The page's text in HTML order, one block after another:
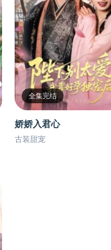
全集完结
娇娇入君心
古装甜宠